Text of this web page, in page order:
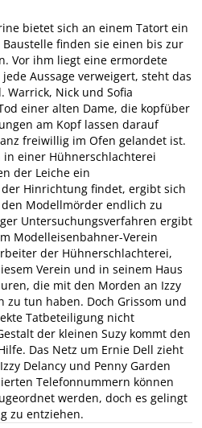
bietet sich an einem Tatort ein
finden sie einen bis zur
Vor ihm liegt eine ermordete
Aussage verweigert, steht das
Warrick, Nick und Sofia
einer alten Dame, die kopfüber
am Kopf lassen darauf
freiwillig im Ofen gelandet ist.
einer Hühnerschlachterei
der Leiche ein
Hinrichtung findet, ergibt sich
Modellmörder endlich zu
Untersuchungsverfahren ergibt
Modelleisenbahner-Verein
der Hühnerschlachterei,
Verein und in seinem Haus
die mit den Morden an Izzy
zu tun haben. Doch Grissom und
Tatbeteiligung nicht
der kleinen Suzy kommt den
Das Netz um Ernie Dell zieht
Delancy und Penny Garden
Telefonnummern können
werden, doch es gelingt
zu entziehen.